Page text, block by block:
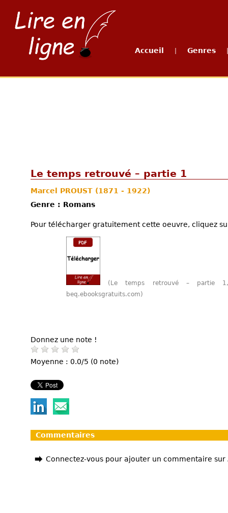
Accueil Genres
Le temps retrouvé – partie 1
Marcel PROUST (1871 - 1922)
Genre : Romans
Pour télécharger gratuitement cette oeuvre, cliquez
(Le temps retrouvé – partie
beq.ebooksgratuits.com)
Donnez une note !
Moyenne : 0.0/5 (0 note)
Commentaires
Connectez-vous pour ajouter un commentaire sur